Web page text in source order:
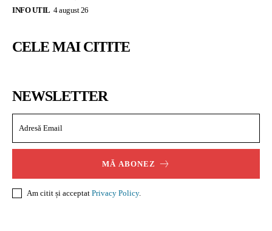
INFO UTIL 4 august 26
CELE MAI CITITE
NEWSLETTER
MĂ ABONEZ
Am citit și acceptat Privacy Policy.